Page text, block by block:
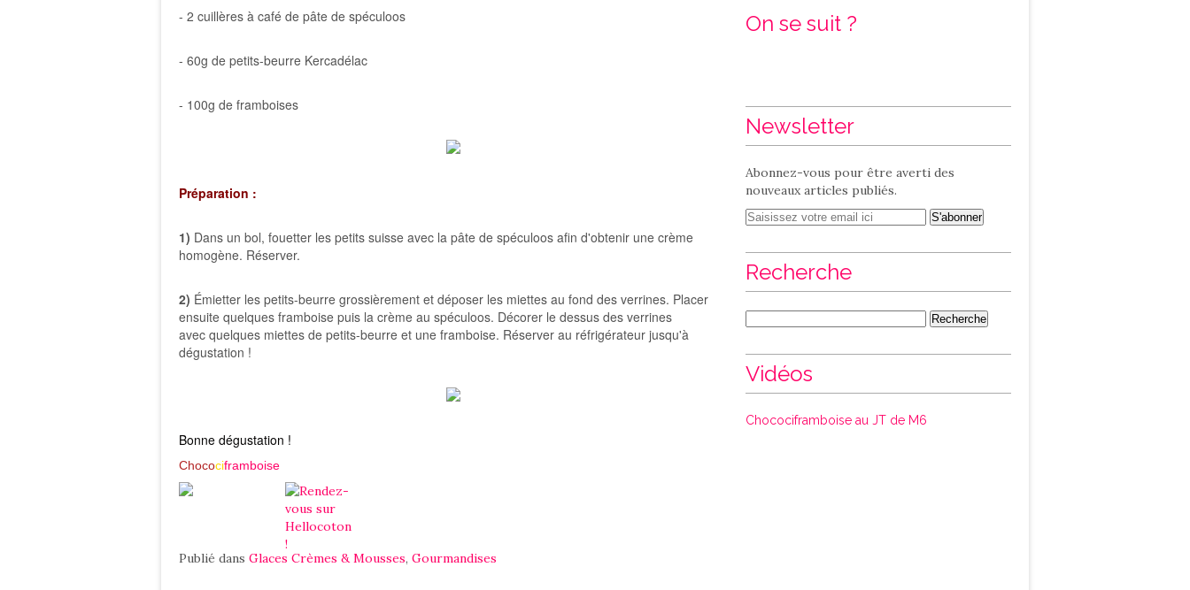
- 2 cuillères à café de pâte de spéculoos
- 60g de petits-beurre Kercadélac
- 100g de framboises
Préparation :
1) Dans un bol, fouetter les petits suisse avec la pâte de spéculoos afin d'obtenir une crème
homogène. Réserver.
2) Émietter les petits-beurre grossièrement et déposer les miettes au fond des verrines. Placer
ensuite quelques framboise puis la crème au spéculoos. Décorer le dessus des verrines
avec quelques miettes de petits-beurre et une framboise. Réserver au réfrigérateur jusqu'à
dégustation !
Bonne dégustation !
Chocociframboise
Publié dans Glaces Crèmes & Mousses, Gourmandises
On se suit ?
Newsletter
Abonnez-vous pour être averti des
nouveaux articles publiés.
Recherche
Vidéos
Chocociframboise au JT de M6